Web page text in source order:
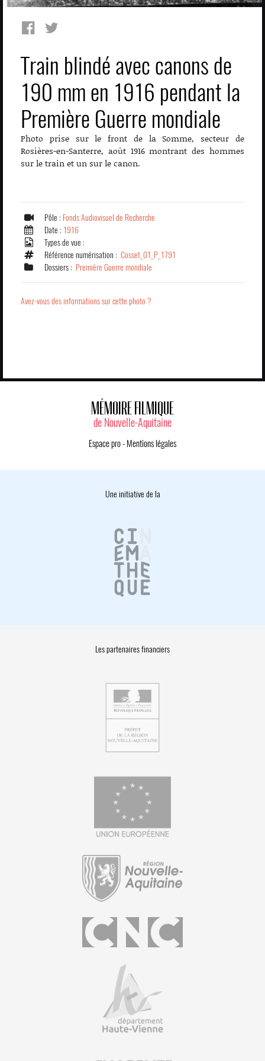
Train blindé avec canons de
190 mm en 1916 pendant la
Première Guerre mondiale
Photo prise sur le front de la Somme, secteur de
Rosières-en-Santerre, août 1916 montrant des hommes
sur le train et un sur le canon.
Pôle : Fonds Audiovisuel de Recherche
Date : 1916
Types de vue :
Référence numérisation : Cosset_01_P_1791
Dossiers : Première Guerre mondiale
Avez-vous des informations sur cette photo ?
MÉMOIRE FILMIQUE
de Nouvelle-Aquitaine
Espace pro- Mentions légales
Une initiative de la
Les partenaires financiers